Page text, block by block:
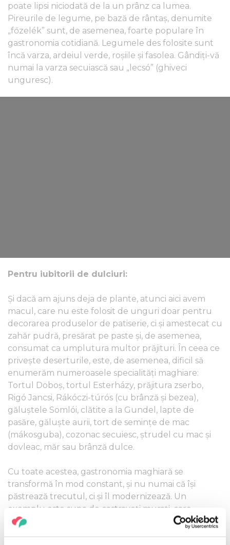
poate lipsi niciodată de la un prânz ca lumea.
Pireurile de legume, pe bază de rântaş, denumite
„főzelék” sunt, de asemenea, foarte populare în
gastronomia cotidiană. Legumele des folosite sunt
încă varza, ardeiul verde, roșiile și fasolea. Gândiți-vă
numai la varza secuiască sau „lecsó” (ghiveci
unguresc).
Pentru iubitorii de dulciuri:
Și dacă am ajuns deja de plante, atunci aici avem
macul, care nu este folosit de unguri doar pentru
decorarea produselor de patiserie, ci și amestecat cu
zahăr pudră, presărat pe paste și, de asemenea,
consumat ca umplutura multor prăjituri. În ceea ce
privește deserturile, este, de asemenea, dificil să
enumerăm numeroasele specialități maghiare:
Tortul Doboş, tortul Esterházy, prăjitura zserbo,
Rigó Jancsi, Rákóczi-túrós (cu brânză şi bezea),
găluştele Somlói, clătite a la Gundel, lapte de
pasăre, găluște aurii, tort de semințe de mac
(mákosguba), cozonac secuiesc, ştrudel cu mac şi
dovleac, măr sau brânză dulce.
Cu toate acestea, gastronomia maghiară se
transformă în mod constant, și nu numai că își
păstrează trecutul, ci și îl modernizează. Un
exemplu este supa de castraveţi muraţi, care
datează de doar un deceniu, şi reînvie un murătură